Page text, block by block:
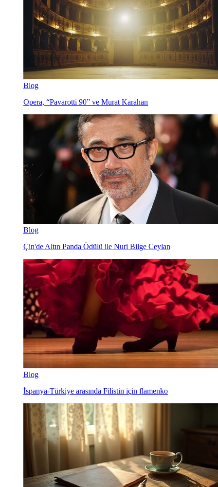
Blog
Opera, “Pavarotti 90” ve Murat Karahan
Blog
Çin'de Altın Panda Ödülü ile Nuri Bilge Ceylan
Blog
İspanya-Türkiye arasında Filistin için flamenko